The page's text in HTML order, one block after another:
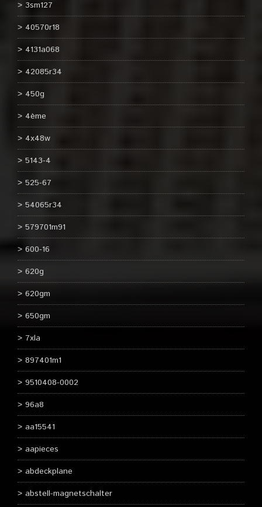
3sm127
40570r18
4131a068
42085r34
450g
4ème
4x48w
5143-4
525-67
54065r34
579701m91
600-16
620g
620gm
650gm
7xla
897401m1
9510408-0002
96a8
aa15541
aapieces
abdeckplane
abstell-magnetschalter